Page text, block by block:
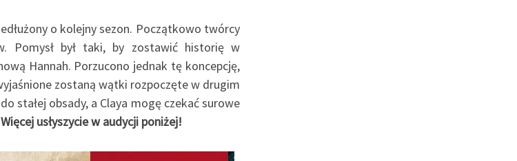
o kolejny sezon. Początkowo twórcy
Pomysł był taki, by zostawić historię w
Hannah. Porzucono jednak tę koncepcję,
zostaną wątki rozpoczęte w drugim
stałej obsady, a Claya mogę czekać surowe
usłyszycie w audycji poniżej!